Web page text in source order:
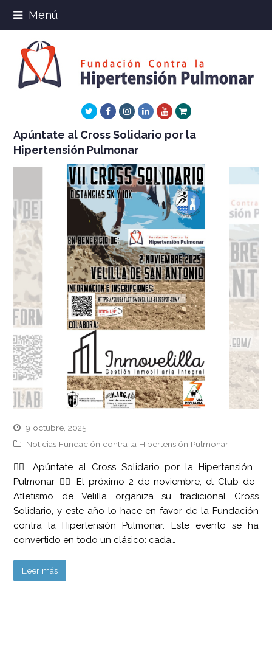
Menú
TwitterFacebookInstagram
LinkedInYoutube
Xing
Apúntate al Cross Solidario por la
Hipertensión Pulmonar
9 octubre, 2025
Noticias Fundación contra la Hipertensión Pulmonar
🏃‍♂️ Apúntate al Cross Solidario por la Hipertensión
Pulmonar 🏃‍♀️ El próximo 2 de noviembre, el Club de
Atletismo de Velilla organiza su tradicional Cross
Solidario, y este año lo hace en favor de la Fundación
contra la Hipertensión Pulmonar. Este evento se ha
convertido en todo un clásico: cada…
Leer más